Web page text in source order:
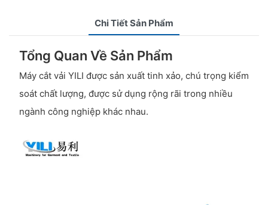
Chi Tiết Sản Phẩm
Tổng Quan Về Sản Phẩm
Máy cắt vải YILI được sản xuất tinh xảo, chú trọng kiểm
soát chất lượng, được sử dụng rộng rãi trong nhiều
ngành công nghiệp khác nhau.